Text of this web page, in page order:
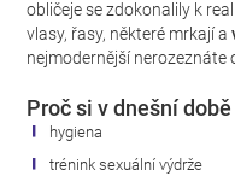
obličeje se zdokonalily k
vlasy, řasy, některé mrkají a
nejmodernější nerozeznáte
Proč si v dnešní
hygiena
trénink sexuální výdrže